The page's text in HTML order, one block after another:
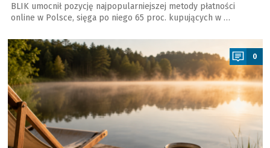
BLIK umocnił pozycję najpopularniejszej metody płatności
online w Polsce, sięga po niego 65 proc. kupujących w …
a
0